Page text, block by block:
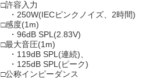
□許容入力
・250W(IECピンクノイズ、2時間)
□感度(1m)
・96dB SPL(2.83V)
□最大音圧(1m)
・119dB SPL(連続)、
・125dB SPL(ピーク)
□公称インピーダンス